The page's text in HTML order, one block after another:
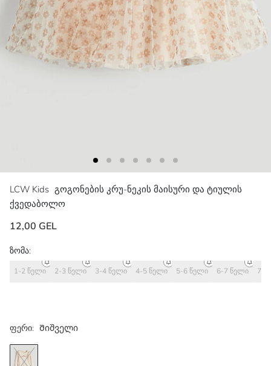
LCW Kids გოგონების კრუ-ნეკის მაისური და ტიულის
ქვედაბოლო
12,00 GEL
ფერი: Შიშველი
ზომა:
1-2 წელი 2-3 წელი 3-4 წელი 4-5 წელი 5-6 წელი 6-7 წელი 7-8